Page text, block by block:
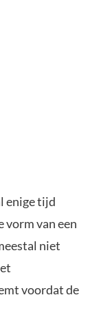
enige tijd
vorm van een
niet
voordat de